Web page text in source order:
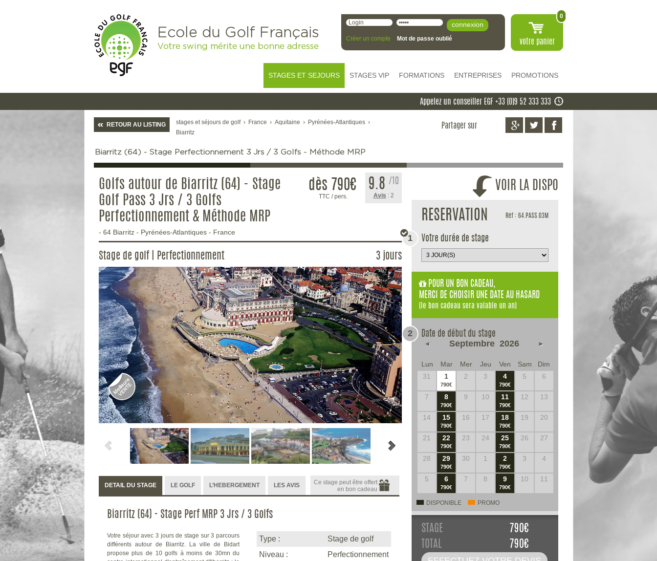
Ecole du Golf Français
Votre swing mérite une bonne adresse
Créer un compte Mot de passe oublié votre panier
0
STAGES ET SEJOURS STAGES VIP FORMATIONS ENTREPRISES PROMOTIONS
Appelez un conseiller EGF +33 (0)9 52 333 333
RETOUR AU LISTING stages et séjours de golf › France › Aquitaine › Pyrénées-Atlantiques ›
Biarritz
Biarritz (64) - Stage Perfectionnement 3 Jrs / 3 Golfs - Méthode MRP
Partager sur
Golfs autour de Biarritz (64) - Stage
Golf Pass 3 Jrs / 3 Golfs
Perfectionnement & Méthode MRP
- 64 Biarritz - Pyrénées-Atlantiques - France
dès 790€
TTC / pers.
9.8 /10
Avis : 2
Stage de golf | Perfectionnement 3 jours
Ce stage peut être offert
en bon cadeau
DETAIL DU STAGE LE GOLF L’HEBERGEMENT LES AVIS
Biarritz (64) - Stage Perf MRP 3 Jrs / 3 Golfs
Type :
Stage de golf
Niveau :
Perfectionnement
Votre séjour avec 3 jours de stage sur 3 parcours
différents autour de Biarritz. La ville de Bidart
propose plus de 10 golfs à moins de 30mn du
VOIR LA DISPO
RESERVATION Ref : 64.PASS.03M
1 Votre durée de stage
POUR UN BON CADEAU,
MERCI DE CHOISIR UNE DATE AU HASARD
(le bon cadeau sera valable un an)
2 Date de début du stage
◄ Septembre 2026 ►
Lun Mar Mer Jeu Ven Sam
Dim
31
1
790€
2 3 4
790€
5 6
7 8
790€
9 10 11
790€
12 13
14 15
790€
16 17 18
790€
19 20
21 22
790€
23 24 25
790€
26 27
28 29
790€
30 1 2
790€
3 4
5 6
790€
7 8 9
790€
10 11
DISPONIBLE PROMO
STAGE 790€
TOTAL
790€